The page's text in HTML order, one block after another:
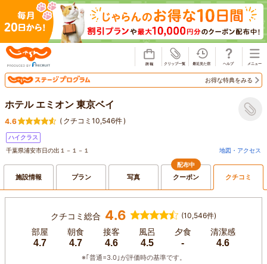
お得な特典をみる
ホテル エミオン 東京ベイ
4.6 ( クチコミ10,546件)
ハイクラス
千葉県浦安市日の出１－１－１
地図・アクセス
施設情報 プラン 写真
配布中
クーポン クチコミ
クチコミ総合 4.6 (10,546件)
部屋
4.7
朝食
4.7
接客
4.6
風呂
4.5
夕食
-
清潔感
4.6
※｢普通=3.0｣が評価時の基準です。